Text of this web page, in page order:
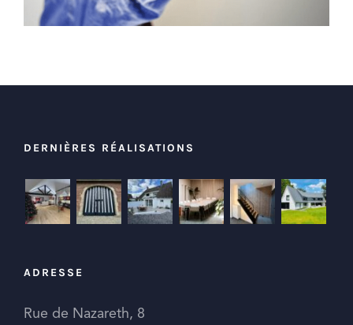
DERNIÈRES RÉALISATIONS
ADRESSE
Rue de Nazareth, 8